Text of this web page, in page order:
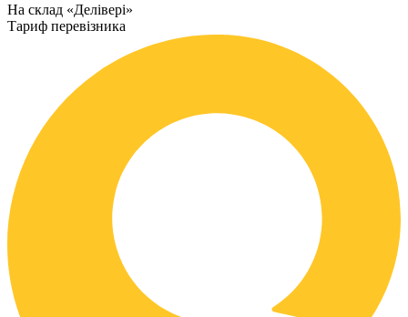
На склад «Делівері»
Тариф перевізника